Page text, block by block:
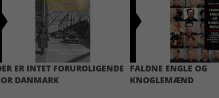
ER INTET FORUROLIGENDE
DANMARK
FALDNE ENGLE OG
KNOGLEMÆND